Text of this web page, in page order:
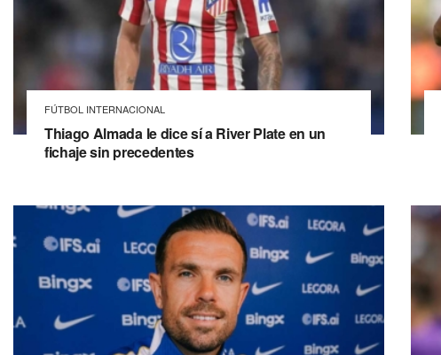
FÚTBOL INTERNACIONAL
Thiago Almada le dice sí a River Plate en un
fichaje sin precedentes